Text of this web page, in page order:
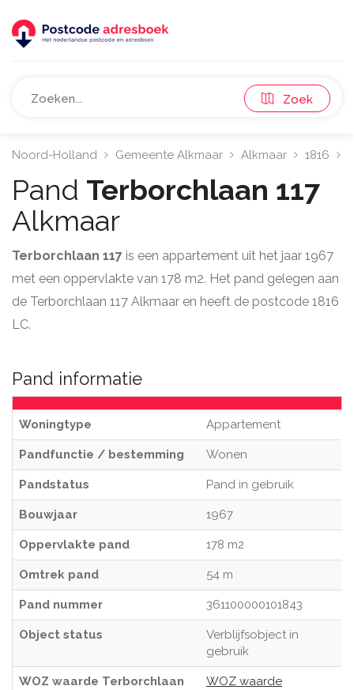
Zoek
Noord-Holland Gemeente Alkmaar Alkmaar 1816
Pand Terborchlaan 117
Alkmaar
Terborchlaan 117 is een appartement uit het jaar 1967
met een oppervlakte van 178 m2. Het pand gelegen aan
de Terborchlaan 117 Alkmaar en heeft de postcode 1816
LC.
Pand informatie
Woningtype Appartement
Pandfunctie / bestemming Wonen
Pandstatus Pand in gebruik
Bouwjaar 1967
Oppervlakte pand 178 m2
Omtrek pand 54 m
Pand nummer 361100000101843
Object status
Verblijfsobject in
gebruik
WOZ waarde Terborchlaan
WOZ waarde